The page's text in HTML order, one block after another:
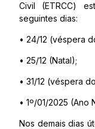
Civil (ETRCC)
seguintes dias:
• 24/12 (véspera
• 25/12 (Natal);
• 31/12 (véspera
• 1º/01/2025 (Ano
Nos demais dias